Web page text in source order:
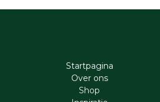
Startpagina
Ove​r​ ons
Shop